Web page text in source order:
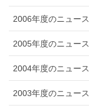
2006年度のニュース
2005年度のニュース
2004年度のニュース
2003年度のニュース